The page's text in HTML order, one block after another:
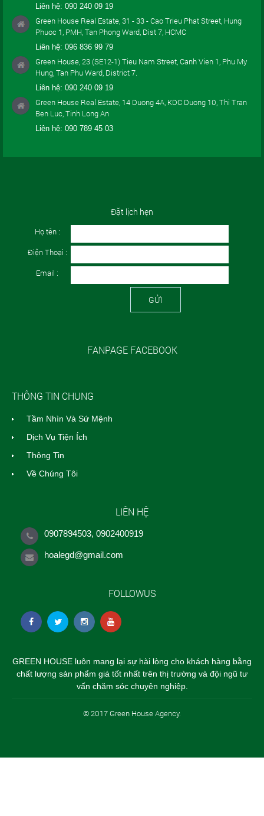
Liên hệ: 090 240 09 19
Green House Real Estate, 31 - 33 - Cao Trieu Phat Street, Hung
Phuoc 1, PMH, Tan Phong Ward, Dist 7, HCMC
Liên hệ: 096 836 99 79
Green House, 23 (SE12-1) Tieu Nam Street, Canh Vien 1, Phu My
Hung, Tan Phu Ward, District 7.
Liên hệ: 090 240 09 19
Green House Real Estate, 14 Duong 4A, KDC Duong 10, Thi Tran
Ben Luc, Tinh Long An
Liên hệ: 090 789 45 03
Đặt lịch hẹn
Họ tên :
Điện Thoại :
Email :
GỬI
FANPAGE FACEBOOK
THÔNG TIN CHUNG
Tầm Nhìn Và Sứ Mệnh
Dịch Vụ Tiện Ích
Thông Tin
Về Chúng Tôi
LIÊN HỆ
0907894503, 0902400919
hoalegd@gmail.com
FOLLOWUS
GREEN HOUSE luôn mang lại sự hài lòng cho khách hàng bằng
chất lượng sản phẩm giá tốt nhất trên thị trường và đội ngũ tư
vấn chăm sóc chuyên nghiệp.
© 2017 Green House Agency.